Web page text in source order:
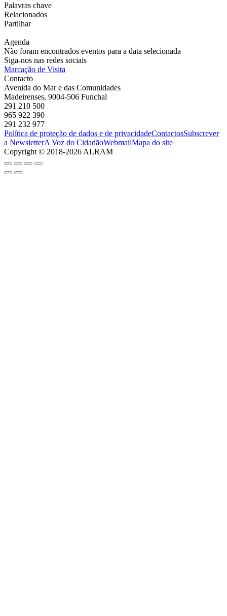
Palavras chave
Relacionados
Partilhar
Agenda
Não foram encontrados eventos para a data selecionada
Siga-nos nas redes sociais
Marcação de Visita
Contacto
Avenida do Mar e das Comunidades
Madeirenses, 9004-506 Funchal
291 210 500
965 922 390
291 232 977
Política de proteção de dados e de privacidadeContactosSubscrever
a NewsletterA Voz do CidadãoWebmailMapa do site
Copyright © 2018-2026 ALRAM